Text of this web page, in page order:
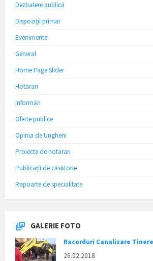
Dezbatere publică
Dispoziții primar
Evenimente
General
Home Page Slider
Hotarari
Informări
Oferte publice
Opinia de Ungheni
Proiecte de hotarari
Publicații de căsătorie
Rapoarte de specialitate
GALERIE FOTO
Racorduri Canalizare
26.02.2018